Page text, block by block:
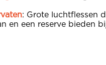
: Grote luchtflessen
en een reserve bieden